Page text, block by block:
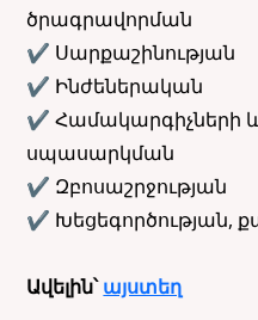
ծրագրավորման
✔ Սարքաշինության
✔ Ինժեներական
✔ Համակարգիչների
սպասարկման
✔ Զբոսաշրջության
✔ Խեցեգործության,
Ավելին՝այստեղ